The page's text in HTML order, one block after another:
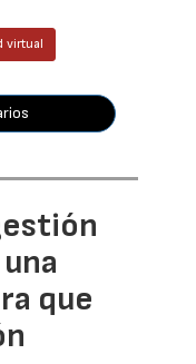
virtual
que